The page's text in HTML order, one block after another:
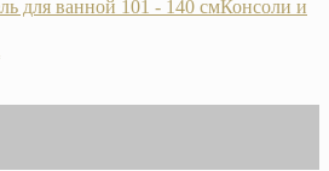
для ванной 101 - 140 смКонсоли и